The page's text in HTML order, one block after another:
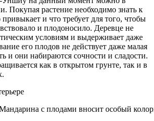
Покупая растение необходимо знать к
и что требует для того, чтобы
и плодоносило. Деревце не
условиям и выдерживает даже
его плодов не действует даже малая
и они набираются сочности и сладости.
как в открытом грунте, так и в
с плодами вносит особый